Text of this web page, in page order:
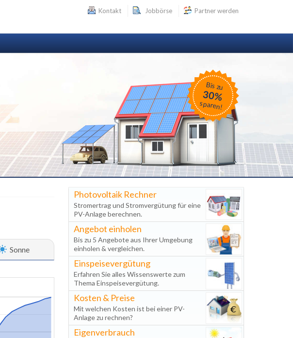
Kontakt Jobbörse Partner werden
Bis zu
30%
sparen!
Sonne
Photovoltaik Rechner
Stromertrag und Stromvergütung für eine
PV-Anlage berechnen.
Angebot einholen
Bis zu 5 Angebote aus Ihrer Umgebung
einholen & vergleichen.
Einspeisevergütung
Erfahren Sie alles Wissenswerte zum
Thema Einspeisevergütung.
Kosten & Preise
Mit welchen Kosten ist bei einer PV-
Anlage zu rechnen?
Eigenverbrauch